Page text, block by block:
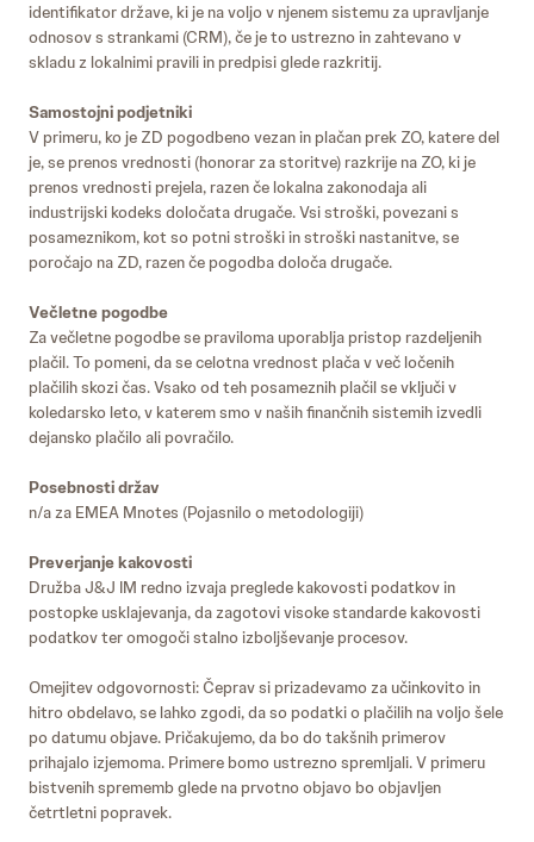
identifikator države, ki je na voljo v njenem sistemu za upravljanje
odnosov s strankami (CRM), če je to ustrezno in zahtevano v
skladu z lokalnimi pravili in predpisi glede razkritij.
Samostojni podjetniki
V primeru, ko je ZD pogodbeno vezan in plačan prek ZO, katere del
je, se prenos vrednosti (honorar za storitve) razkrije na ZO, ki je
prenos vrednosti prejela, razen če lokalna zakonodaja ali
industrijski kodeks določata drugače. Vsi stroški, povezani s
posameznikom, kot so potni stroški in stroški nastanitve, se
poročajo na ZD, razen če pogodba določa drugače.
Večletne pogodbe
Za večletne pogodbe se praviloma uporablja pristop razdeljenih
plačil. To pomeni, da se celotna vrednost plača v več ločenih
plačilih skozi čas. Vsako od teh posameznih plačil se vključi v
koledarsko leto, v katerem smo v naših finančnih sistemih izvedli
dejansko plačilo ali povračilo.
Posebnosti držav
n/a za EMEA Mnotes (Pojasnilo o metodologiji)
Preverjanje kakovosti
Družba J&J IM redno izvaja preglede kakovosti podatkov in
postopke usklajevanja, da zagotovi visoke standarde kakovosti
podatkov ter omogoči stalno izboljševanje procesov.
Omejitev odgovornosti: Čeprav si prizadevamo za učinkovito in
hitro obdelavo, se lahko zgodi, da so podatki o plačilih na voljo šele
po datumu objave. Pričakujemo, da bo do takšnih primerov
prihajalo izjemoma. Primere bomo ustrezno spremljali. V primeru
bistvenih sprememb glede na prvotno objavo bo objavljen
četrtletni popravek.